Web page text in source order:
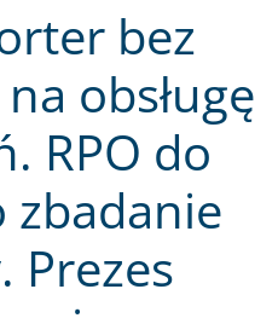
bez
obsługę
RPO do
zbadanie
Prezes